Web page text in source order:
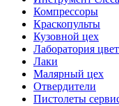
Компрессоры
Краскопульты
Кузовной цех
Лаборатория
Лаки
Малярный цех
Отвердители
Пистолеты